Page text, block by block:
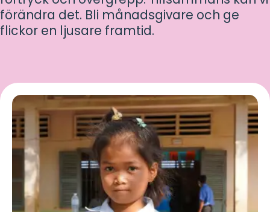
förändra det. Bli månadsgivare och ge
flickor en ljusare framtid.